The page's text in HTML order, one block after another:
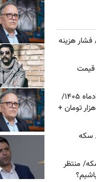
فشار هزینه
قیمت دلار، یورو و سایر ارزها امروز ۱۷ مردادماه ۱۴۰۵/
دلار نزدیک به ۶ هزار تومان ریخت؛ یورو ۷ هزار تومان +
سکه امروز ۱۷ مردادماه ۱۴۰۵/ سکه
منتظر